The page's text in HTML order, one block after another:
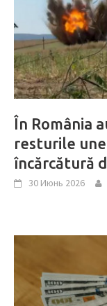
În România
resturile
încărcătură
30 Июнь 2026